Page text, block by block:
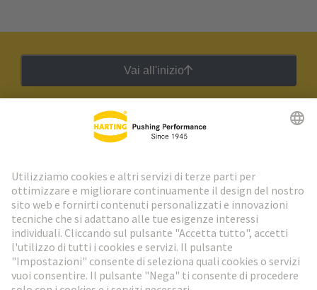
Vai all'inizio
Newsletter HARTING
Vai al registrazione
Social Media